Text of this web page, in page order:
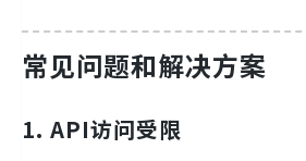
常见问题和解决方案
1. API访问受限